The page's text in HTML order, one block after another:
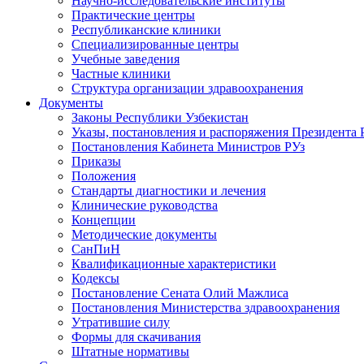
Практические центры
Республиканские клиники
Специализированные центры
Учебные заведения
Частные клиники
Структура организации здравоохранения
Документы
Законы Республики Узбекистан
Указы, постановления и распоряжения Президента
Постановления Кабинета Министров РУз
Приказы
Положения
Стандарты диагностики и лечения
Клинические руководства
Концепции
Методические документы
СанПиН
Квалификационные характеристики
Кодексы
Постановление Сената Олий Мажлиса
Постановления Министерства здравоохранения
Утратившие силу
Формы для скачивания
Штатные нормативы